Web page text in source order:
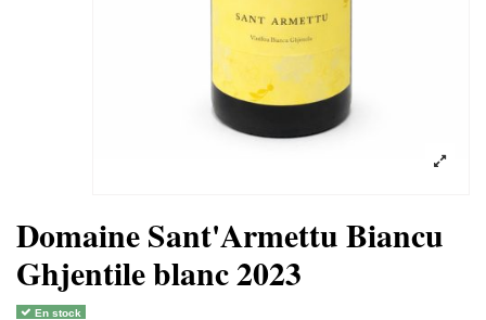
Domaine Sant'Armettu Biancu
Ghjentile blanc 2023
En stock